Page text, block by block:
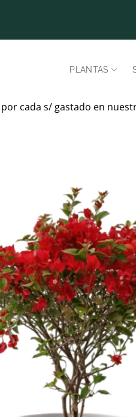
PLANTAS
por cada s/ gastado en